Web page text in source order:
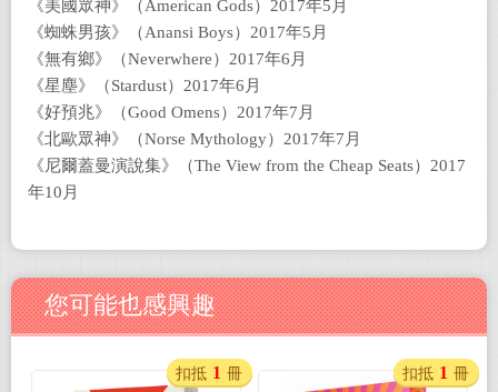
《美國眾神》（American Gods）2017年5月
《蜘蛛男孩》（Anansi Boys）2017年5月
《無有鄉》（Neverwhere）2017年6月
《星塵》（Stardust）2017年6月
《好預兆》（Good Omens）2017年7月
《北歐眾神》（Norse Mythology）2017年7月
《尼爾蓋曼演說集》（The View from the Cheap Seats）2017
年10月
您可能也感興趣
扣抵 1 冊 扣抵 1 冊